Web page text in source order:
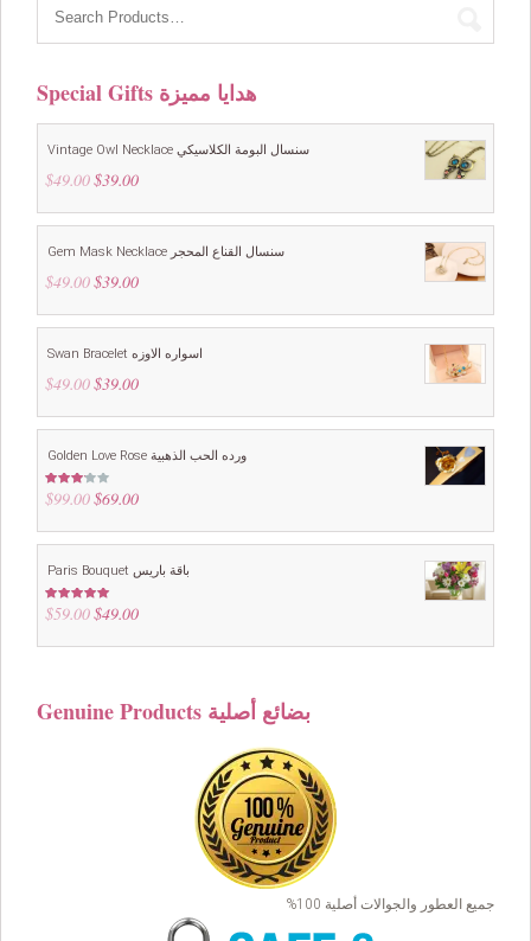
Special Gifts هدايا مميزة
Vintage Owl Necklace سنسال البومة الكلاسيكي
$49.00 Original
was:
$39.00Current
is:
Gem Mask Necklace سنسال القناع المحجر
$49.00 Original
was:
$39.00Current
is:
Swan Bracelet اسواره الاوزه
$49.00 Original
was:
$39.00Current
is:
Golden Love Rose ورده الحب الذهبية
Rated
3.00
5
$99.00 Original
was:
$69.00Current
is:
Paris Bouquet باقة باريس
Rated4.88
out of 5
$59.00 Original
was:
$49.00Current
is:
Genuine Products بضائع أصلية
جميع العطور والجوالات أصلية 100%